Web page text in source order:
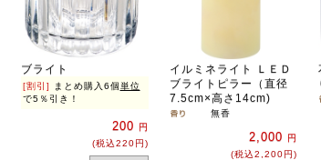
ブライト
[割引] まとめ購入6個 単位
で5％引き！
200
円
(税込220円)
イルミネライト ＬＥＤ
ブライトピラー（直径
7.5cm×高さ14cm)
無香
2,000
円
(税込2,200円)